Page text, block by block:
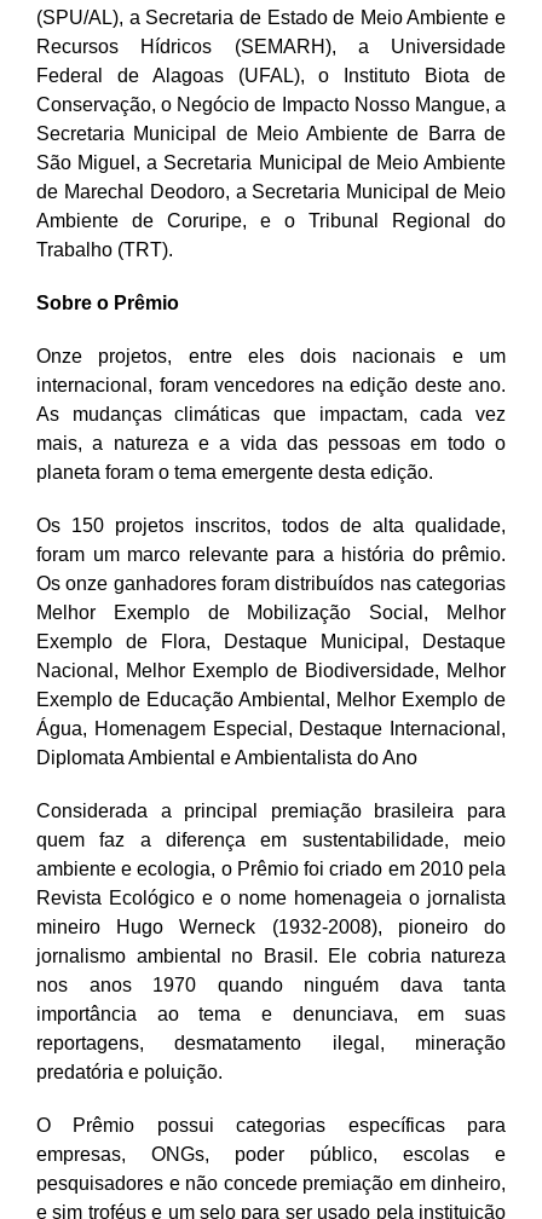
(SPU/AL), a Secretaria de Estado de Meio Ambiente e
Recursos Hídricos (SEMARH), a Universidade
Federal de Alagoas (UFAL), o Instituto Biota de
Conservação, o Negócio de Impacto Nosso Mangue, a
Secretaria Municipal de Meio Ambiente de Barra de
São Miguel, a Secretaria Municipal de Meio Ambiente
de Marechal Deodoro, a Secretaria Municipal de Meio
Ambiente de Coruripe, e o Tribunal Regional do
Trabalho (TRT).
Sobre o Prêmio
Onze projetos, entre eles dois nacionais e um
internacional, foram vencedores na edição deste ano.
As mudanças climáticas que impactam, cada vez
mais, a natureza e a vida das pessoas em todo o
planeta foram o tema emergente desta edição.
Os 150 projetos inscritos, todos de alta qualidade,
foram um marco relevante para a história do prêmio.
Os onze ganhadores foram distribuídos nas categorias
Melhor Exemplo de Mobilização Social, Melhor
Exemplo de Flora, Destaque Municipal, Destaque
Nacional, Melhor Exemplo de Biodiversidade, Melhor
Exemplo de Educação Ambiental, Melhor Exemplo de
Água, Homenagem Especial, Destaque Internacional,
Diplomata Ambiental e Ambientalista do Ano
Considerada a principal premiação brasileira para
quem faz a diferença em sustentabilidade, meio
ambiente e ecologia, o Prêmio foi criado em 2010 pela
Revista Ecológico e o nome homenageia o jornalista
mineiro Hugo Werneck (1932-2008), pioneiro do
jornalismo ambiental no Brasil. Ele cobria natureza
nos anos 1970 quando ninguém dava tanta
importância ao tema e denunciava, em suas
reportagens, desmatamento ilegal, mineração
predatória e poluição.
O Prêmio possui categorias específicas para
empresas, ONGs, poder público, escolas e
pesquisadores e não concede premiação em dinheiro,
e sim troféus e um selo para ser usado pela instituição